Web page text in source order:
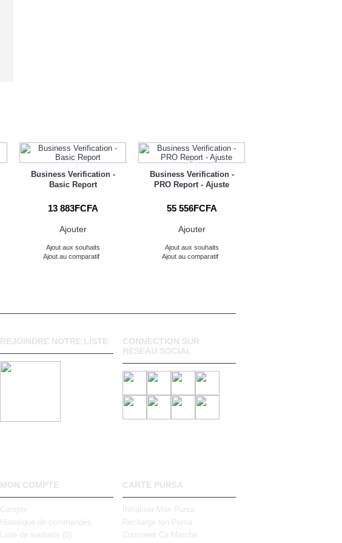
Business Verification -
Basic Report
13 883FCFA
Ajouter
Ajout aux souhaits
Ajout au comparatif
Business Verification -
PRO Report - Ajuste
55 556FCFA
Ajouter
Ajout aux souhaits
Ajout au comparatif
REJOINDRE NOTRE LISTE
CONNECTION SUR
RESEAU SOCIAL
MON COMPTE
Compte
Historique de commandes
Liste de souhaits ( 0 )
CARTE PURSA
Initialiser Mon Pursa
Recharge ton Pursa
Comment Ca Marche